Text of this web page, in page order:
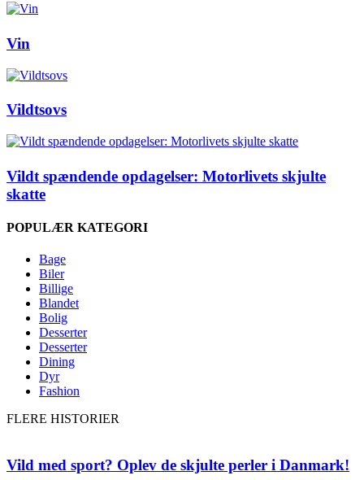
Vin
Vildtsovs
Vildt spændende opdagelser: Motorlivets skjulte
skatte
POPULÆR KATEGORI
Bage
Biler
Billige
Blandet
Bolig
Desserter
Desserter
Dining
Dyr
Fashion
FLERE HISTORIER
Vild med sport? Oplev de skjulte perler i Danmark!